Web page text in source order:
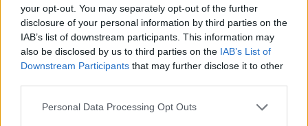
your opt-out. You may separately opt-out of the further
disclosure of your personal information by third parties on the
IAB’s list of downstream participants. This information may
also be disclosed by us to third parties on the IAB’s List of
Downstream Participants that may further disclose it to other
Please note that this website/app uses one or more Google
Personal Data Processing Opt Outs
Aktuális